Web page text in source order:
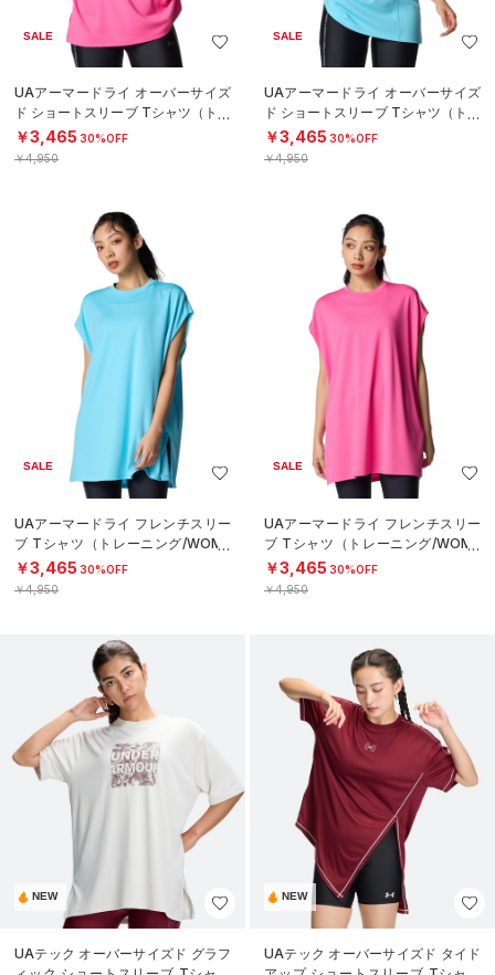
SALE
UAアーマードライ オーバーサイズ
ド ショートスリーブ Tシャツ（トレ
ーニング/WOMEN）
￥3,465 30%OFF
￥4,950
SALE
UAアーマードライ オーバーサイズ
ド ショートスリーブ Tシャツ（トレ
ーニング/WOMEN）
￥3,465 30%OFF
￥4,950
SALE
UAアーマードライ フレンチスリー
ブ Tシャツ（トレーニング/WOME
N）
￥3,465 30%OFF
￥4,950
SALE
UAアーマードライ フレンチスリー
ブ Tシャツ（トレーニング/WOME
N）
￥3,465 30%OFF
￥4,950
NEW
UAテック オーバーサイズド グラフ
NEW
UAテック オーバーサイズド タイド